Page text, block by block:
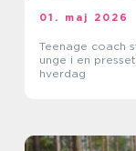
01. maj 2026
Teenage coach støtte til
unge i en presset
hverdag